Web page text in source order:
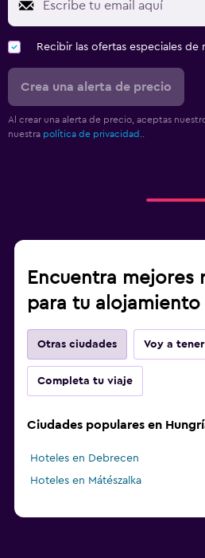
Recibir las ofertas especiales de
Crea una alerta de precio
Al crear una alerta de precio, aceptas
nuestra política de privacidad.
Encuentra mejores
para tu alojamiento
Otras ciudades Voy a
Completa tu viaje
Ciudades populares en
Hoteles en Debrecen
Hoteles en Mátészalka